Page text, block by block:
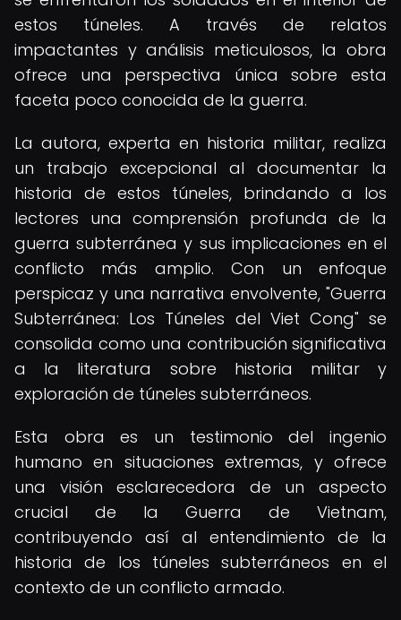
estos túneles. A través de relatos
impactantes y análisis meticulosos, la obra
ofrece una perspectiva única sobre esta
faceta poco conocida de la guerra.
La autora, experta en historia militar, realiza
un trabajo excepcional al documentar la
historia de estos túneles, brindando a los
lectores una comprensión profunda de la
guerra subterránea y sus implicaciones en el
conflicto más amplio. Con un enfoque
perspicaz y una narrativa envolvente, "Guerra
Subterránea: Los Túneles del Viet Cong" se
consolida como una contribución significativa
a la literatura sobre historia militar y
exploración de túneles subterráneos.
Esta obra es un testimonio del ingenio
humano en situaciones extremas, y ofrece
una visión esclarecedora de un aspecto
crucial de la Guerra de Vietnam,
contribuyendo así al entendimiento de la
historia de los túneles subterráneos en el
contexto de un conflicto armado.